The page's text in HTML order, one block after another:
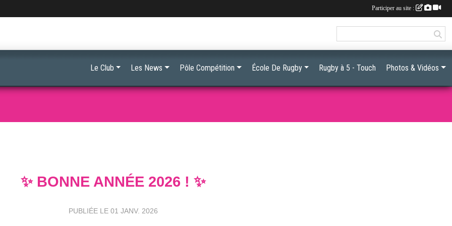
✨ BONNE ANNÉE 2026 ! ✨
PUBLIÉE LE 01 JANV. 2026
Le Club Les News Pôle Compétition École De Rugby Rugby à 5 - Touch Photos & Vidéos
Participer au site :